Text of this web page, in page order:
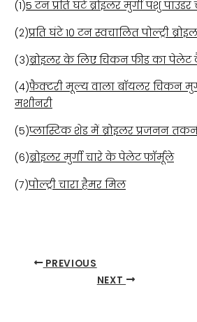
(1)5 टन प्रति घंटे ब्रोइलर मुर्गी पशु
(2)प्रति घंटे 10 टन स्वचालित पोल्ट्री
(3)ब्रोइलर के लिए चिकन फीड का
(4)फ़ैक्टरी मूल्य वाला बॉयलर चिकन
मशीनरी
(5)प्लास्टिक शेड में ब्रोइलर प्रजनन
(6)ब्रोइलर मुर्गी चारे के पेलेट फॉर्मूले
(7)पोल्ट्री चारा हैमर मिल
PREVIOUS
NEXT